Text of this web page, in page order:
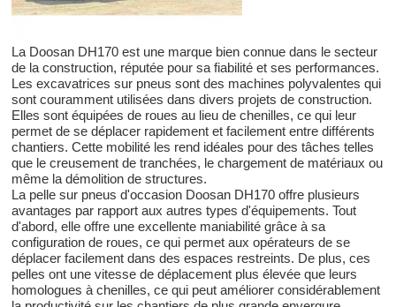
La Doosan DH170 est une marque bien connue dans le secteur
de la construction, réputée pour sa fiabilité et ses performances.
Les excavatrices sur pneus sont des machines polyvalentes qui
sont couramment utilisées dans divers projets de construction.
Elles sont équipées de roues au lieu de chenilles, ce qui leur
permet de se déplacer rapidement et facilement entre différents
chantiers. Cette mobilité les rend idéales pour des tâches telles
que le creusement de tranchées, le chargement de matériaux ou
même la démolition de structures.
La pelle sur pneus d'occasion Doosan DH170 offre plusieurs
avantages par rapport aux autres types d'équipements. Tout
d'abord, elle offre une excellente maniabilité grâce à sa
configuration de roues, ce qui permet aux opérateurs de se
déplacer facilement dans des espaces restreints. De plus, ces
pelles ont une vitesse de déplacement plus élevée que leurs
homologues à chenilles, ce qui peut améliorer considérablement